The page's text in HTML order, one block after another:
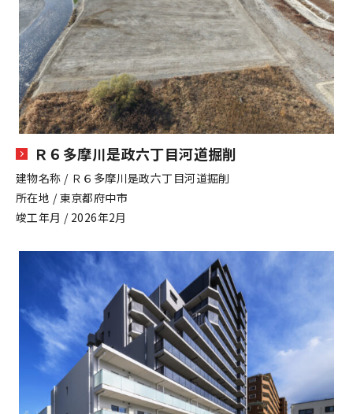
Ｒ６多摩川是政六丁目河道掘削
建物名称 / Ｒ６多摩川是政六丁目河道掘削
所在地 / 東京都府中市
竣工年月 / 2026年2月